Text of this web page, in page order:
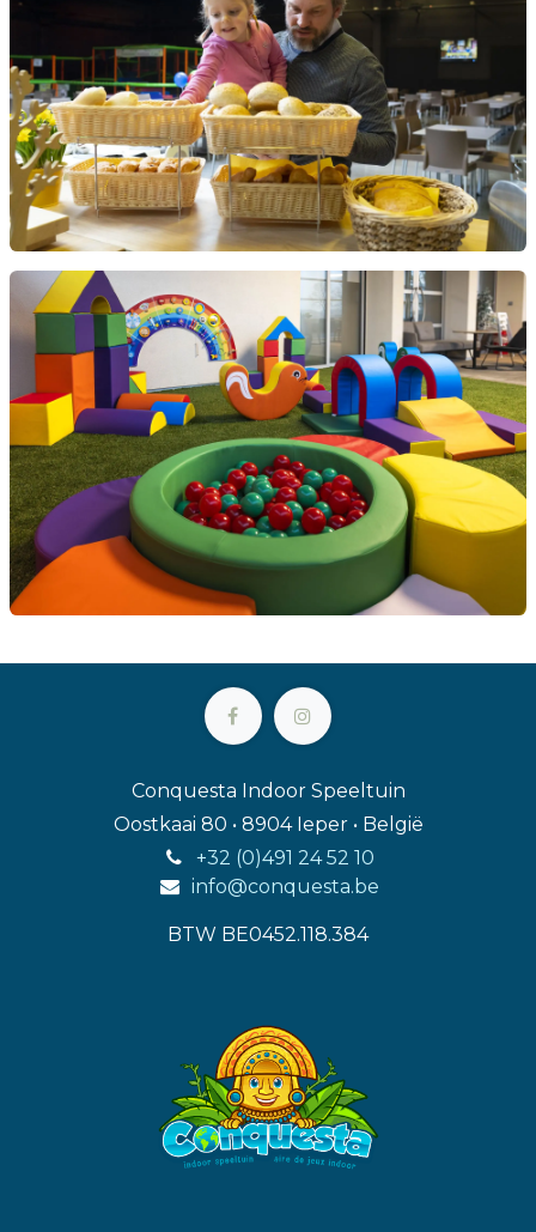
Conquesta Indoor Speeltuin
Oostkaai 80 • 8904 Ieper • België
+32 (0)491 24 52 10
info@conquesta.be
BTW BE0452.118.384